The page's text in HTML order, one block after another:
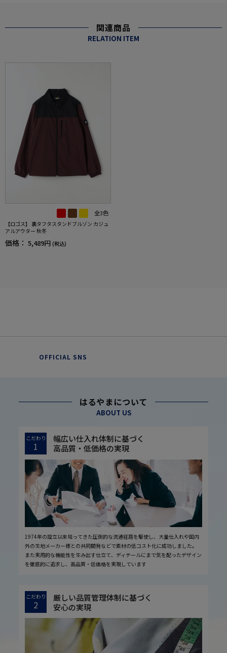
関連商品
RELATION ITEM
全3色
【ロゴス】 裏タフタスタンドブルゾン カジュ
アルアウター 秋冬
価格： 5,489円 (税込)
OFFICIAL SNS
はるやまについて
ABOUT US
こだわり
1
幅広い仕入れ体制に基づく
高品質・低価格の実現
1974年の設立以来培ってきた圧倒的な流通経路を駆使し、大量仕入れや国内
外の生地メーカー様との共同開発などで素材の低コスト化に成功しました。
また実用的な機能性を生み出す仕立て、ディテールにまで気を配ったデザイン
を徹底的に追求し、高品質・低価格を実現しています
こだわり
2
厳しい品質管理体制に基づく
安心の実現